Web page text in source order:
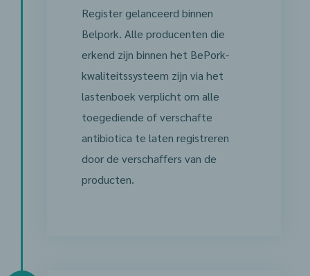
Register gelanceerd binnen
Belpork. Alle producenten die
erkend zijn binnen het BePork-
kwaliteitssysteem zijn via het
lastenboek verplicht om alle
toegediende of verschafte
antibiotica te laten registreren
door de verschaffers van de
producten.